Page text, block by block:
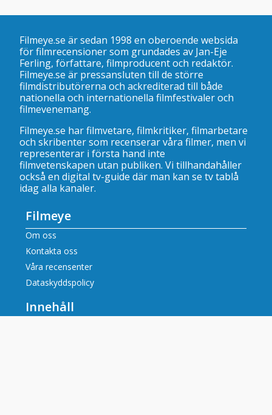
Filmeye.se är sedan 1998 en oberoende websida
för filmrecensioner som grundades av Jan-Eje
Ferling, författare, filmproducent och redaktör.
Filmeye.se är pressansluten till de större
filmdistributörerna och ackrediterad till både
nationella och internationella filmfestivaler och
filmevenemang.
Filmeye.se har filmvetare, filmkritiker, filmarbetare
och skribenter som recenserar våra filmer, men vi
representerar i första hand inte
filmvetenskapen utan publiken. Vi tillhandahåller
också en digital tv-guide där man kan se tv tablå
idag alla kanaler.
Filmeye
Om oss
Kontakta oss
Våra recensenter
Dataskyddspolicy
Innehåll